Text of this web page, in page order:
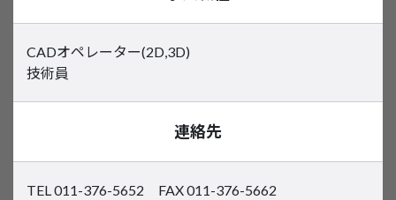
CADオペレーター(2D,3D)
技術員
連絡先
TEL 011-376-5652 FAX 011-376-5662